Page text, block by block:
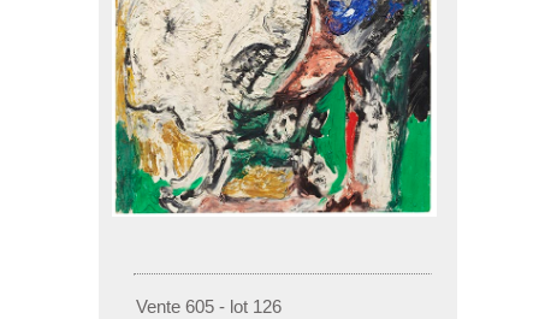
Vente 605 - lot 126